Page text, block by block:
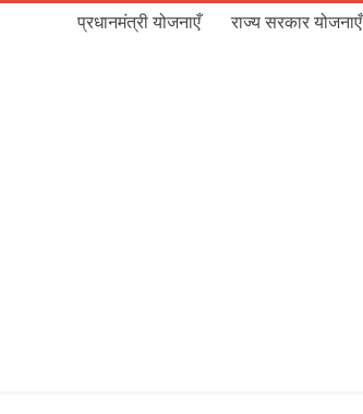
प्रधानमंत्री योजनाएँ राज्य सरकार योजनाएँ